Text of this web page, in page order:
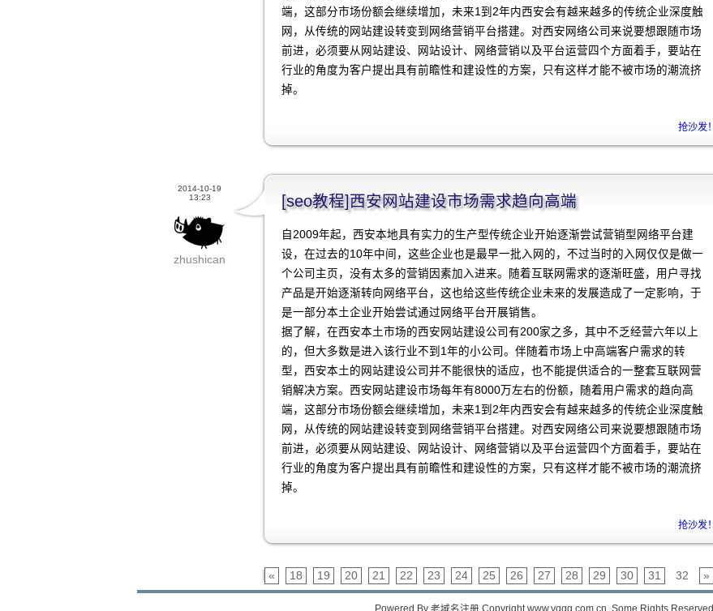
端，这部分市场份额会继续增加，未来1到2年内西安会有越来越多的传统企业深度触
网，从传统的网站建设转变到网络营销平台搭建。对西安网络公司来说要想跟随市场
前进，必须要从网站建设、网站设计、网络营销以及平台运营四个方面着手，要站在
行业的角度为客户提出具有前瞻性和建设性的方案，只有这样才能不被市场的潮流挤
掉。
抢沙发！
2014-10-19
13:23
zhushican
[seo教程]西安网站建设市场需求趋向高端
自2009年起，西安本地具有实力的生产型传统企业开始逐渐尝试营销型网络平台建
设，在过去的10年中间，这些企业也是最早一批入网的，不过当时的入网仅仅是做一
个公司主页，没有太多的营销因素加入进来。随着互联网需求的逐渐旺盛，用户寻找
产品是开始逐渐转向网络平台，这也给这些传统企业未来的发展造成了一定影响，于
是一部分本土企业开始尝试通过网络平台开展销售。
据了解，在西安本土市场的西安网站建设公司有200家之多，其中不乏经营六年以上
的，但大多数是进入该行业不到1年的小公司。伴随着市场上中高端客户需求的转
型，西安本土的网站建设公司并不能很快的适应，也不能提供适合的一整套互联网营
销解决方案。西安网站建设市场每年有8000万左右的份额，随着用户需求的趋向高
端，这部分市场份额会继续增加，未来1到2年内西安会有越来越多的传统企业深度触
网，从传统的网站建设转变到网络营销平台搭建。对西安网络公司来说要想跟随市场
前进，必须要从网站建设、网站设计、网络营销以及平台运营四个方面着手，要站在
行业的角度为客户提出具有前瞻性和建设性的方案，只有这样才能不被市场的潮流挤
掉。
抢沙发！
« 18 19 20 21 22 23 24 25 26 27 28 29 30 31 32 »
Powered By 老域名注册 Copyright www.yqgg.com.cn. Some Rights Reserved.